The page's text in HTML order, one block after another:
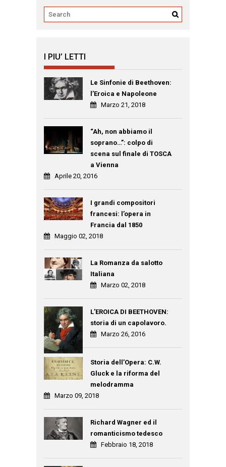
I PIU’ LETTI
Le Sinfonie di Beethoven:
l’Eroica e Napoleone
Marzo 21, 2018
“Ah, non abbiamo il
soprano…”: colpo di
scena sul finale di TOSCA
a Vienna
Aprile 20, 2016
I grandi compositori
francesi: l’opera in
Francia dal 1850
Maggio 02, 2018
La Romanza da salotto
Italiana
Marzo 02, 2018
L’EROICA DI BEETHOVEN:
storia di un capolavoro.
Marzo 26, 2016
Storia dell’Opera: C.W.
Gluck e la riforma del
melodramma
Marzo 09, 2018
Richard Wagner ed il
romanticismo tedesco
Febbraio 18, 2018